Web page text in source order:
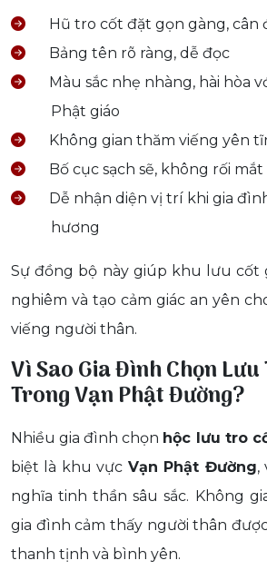
Hũ tro cốt đặt gọn gàng, cân
Bảng tên rõ ràng, dễ đọc
Màu sắc nhẹ nhàng, hài hòa
Phật giáo
Không gian thăm viếng yên
Bố cục sạch sẽ, không rối mắt
Dễ nhận diện vị trí khi gia
hương
Sự đồng bộ này giúp khu lưu cốt
nghiêm và tạo cảm giác an yên
viếng người thân.
Vì Sao Gia Đình Chọn Lưu
TrongVạn Phật Đường?
Nhiều gia đình chọn hộc lưu tro
biệt là khu vực Vạn Phật Đường,
nghĩa tinh thần sâu sắc. Không
gia đình cảm thấy người thân
thanh tịnh và bình yên.